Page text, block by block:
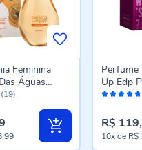
(19)
Feminina
Águas
- 300ml
Avaliação:
Perfume
Up Edp
R$
10xde R$